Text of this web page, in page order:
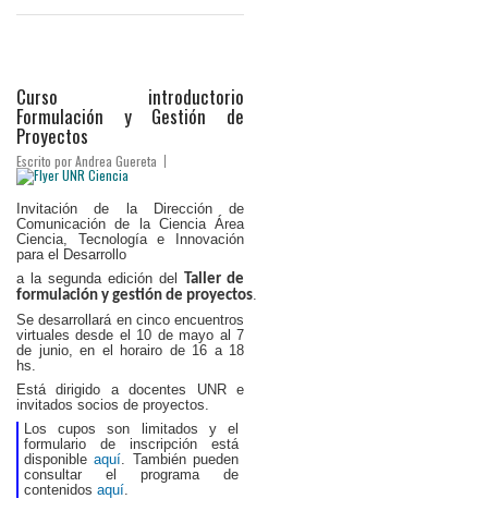
Curso introductorio
Formulación y Gestión de
Proyectos
Escrito porAndrea Guereta
Invitación de la Dirección de
Comunicación de la Ciencia Área
Ciencia, Tecnología e Innovación
para el Desarrollo
a la segunda edición del
Taller de
formulación y gestión de proyectos.
Se desarrollará en cinco encuentros
virtuales desde el 10 de mayo al 7
de junio, en el horairo de 16 a 18
hs.
Está dirigido a docentes UNR e
invitados socios de proyectos.
Los cupos son limitados y el
formulario de inscripción está
disponibleaquí. También pueden
consultar el programa de
contenidosaquí.